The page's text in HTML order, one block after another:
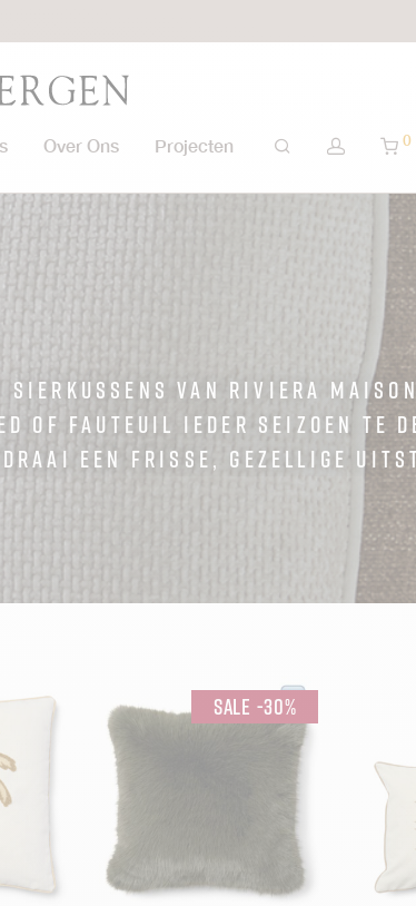
Over Ons Projecten 0
van Riviera
of fauteuil ieder seizoen te
een frisse, gezellige
-30%